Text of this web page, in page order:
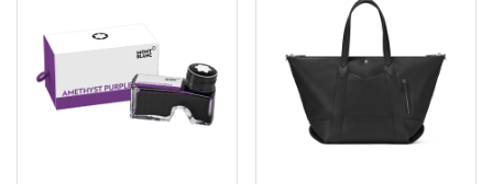
Typ strojku MB 2406 Montblanc
Rezerva chodu strojku